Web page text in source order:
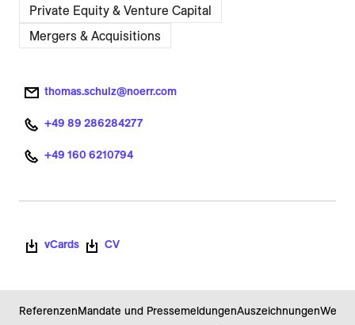
Private Equity & Venture Capital
Mergers & Acquisitions
thomas.schulz@noerr.com
+49 89 286284277
+49 160 6210794
vCards CV
ReferenzenMandate und PressemeldungenAuszeichnungen